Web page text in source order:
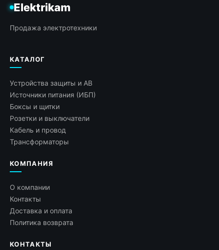
Elektrikam
Продажа электротехники
КАТАЛОГ
Устройства защиты и АВ
Источники питания (ИБП)
Боксы и щитки
Розетки и выключатели
Кабель и провод
Трансформаторы
КОМПАНИЯ
О компании
Контакты
Доставка и оплата
Политика возврата
КОНТАКТЫ